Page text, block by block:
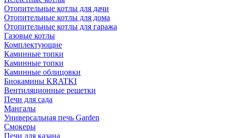
Отопительные котлы для дачи
Отопительные котлы для дома
Отопительные котлы для гаража
Газовые котлы
Комплектующие
Каминные топки
Каминные топки
Каминные облицовки
Биокамины KRATKI
Вентиляционные решетки
Печи для сада
Мангалы
Универсальная печь Garden
Смокеры
Печи для казана